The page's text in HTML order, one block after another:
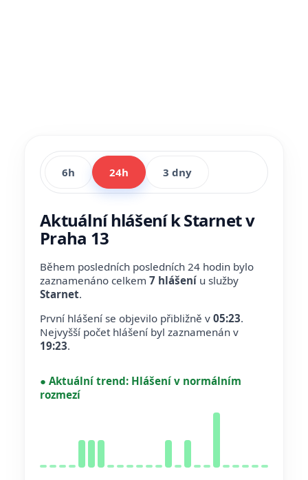
6h 24h 3 dny
Aktuální hlášení k Starnet v
Praha 13
Během posledních posledních 24 hodin bylo
zaznamenáno celkem 7 hlášení u služby
Starnet.
První hlášení se objevilo přibližně v 05:23.
Nejvyšší počet hlášení byl zaznamenán v
19:23.
● Aktuální trend: Hlášení v normálním
rozmezí